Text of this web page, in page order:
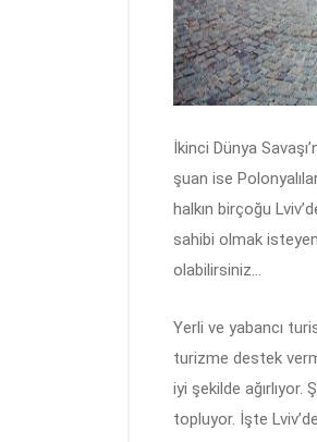
İkinci Dünya
şuan ise
halkın birçoğu
sahibi olmak
olabilirsiniz…
Yerli ve yabancı
turizme destek
iyi şekilde
topluyor. İşte